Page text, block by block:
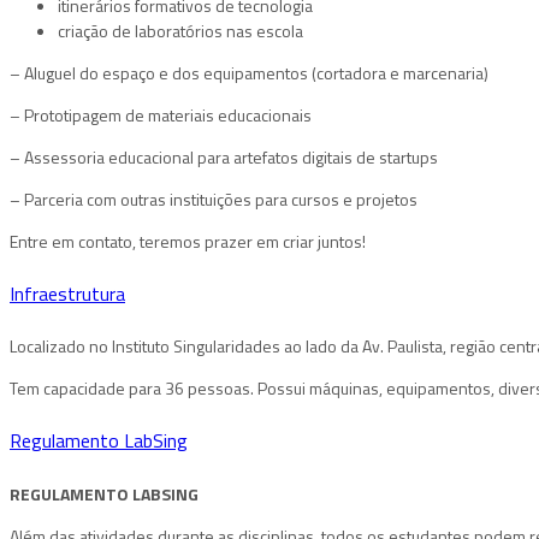
criação de laboratórios nas escola
– Aluguel do espaço e dos equipamentos (cortadora e marcenaria)
– Prototipagem de materiais educacionais
– Assessoria educacional para artefatos digitais de startups
– Parceria com outras instituições para cursos e projetos
Entre em contato, teremos prazer em criar juntos!
Infraestrutura
Localizado no Instituto Singularidades ao lado da Av. Paulista, região
Tem capacidade para 36 pessoas. Possui máquinas, equipamentos,
Regulamento LabSing
REGULAMENTO LABSING